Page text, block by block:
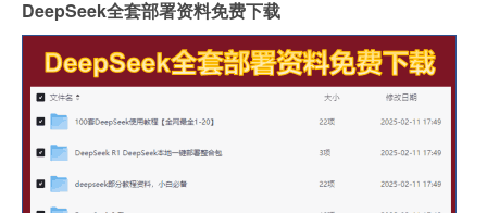
DeepSeek全套部署资料免费下载